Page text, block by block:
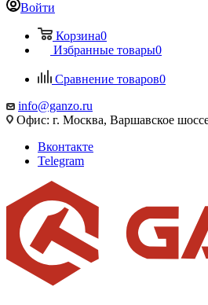
Войти
Корзина0
Избранные товары0
Сравнение товаров0
info@ganzo.ru
Офис: г. Москва, Варшавское
Вконтакте
Telegram